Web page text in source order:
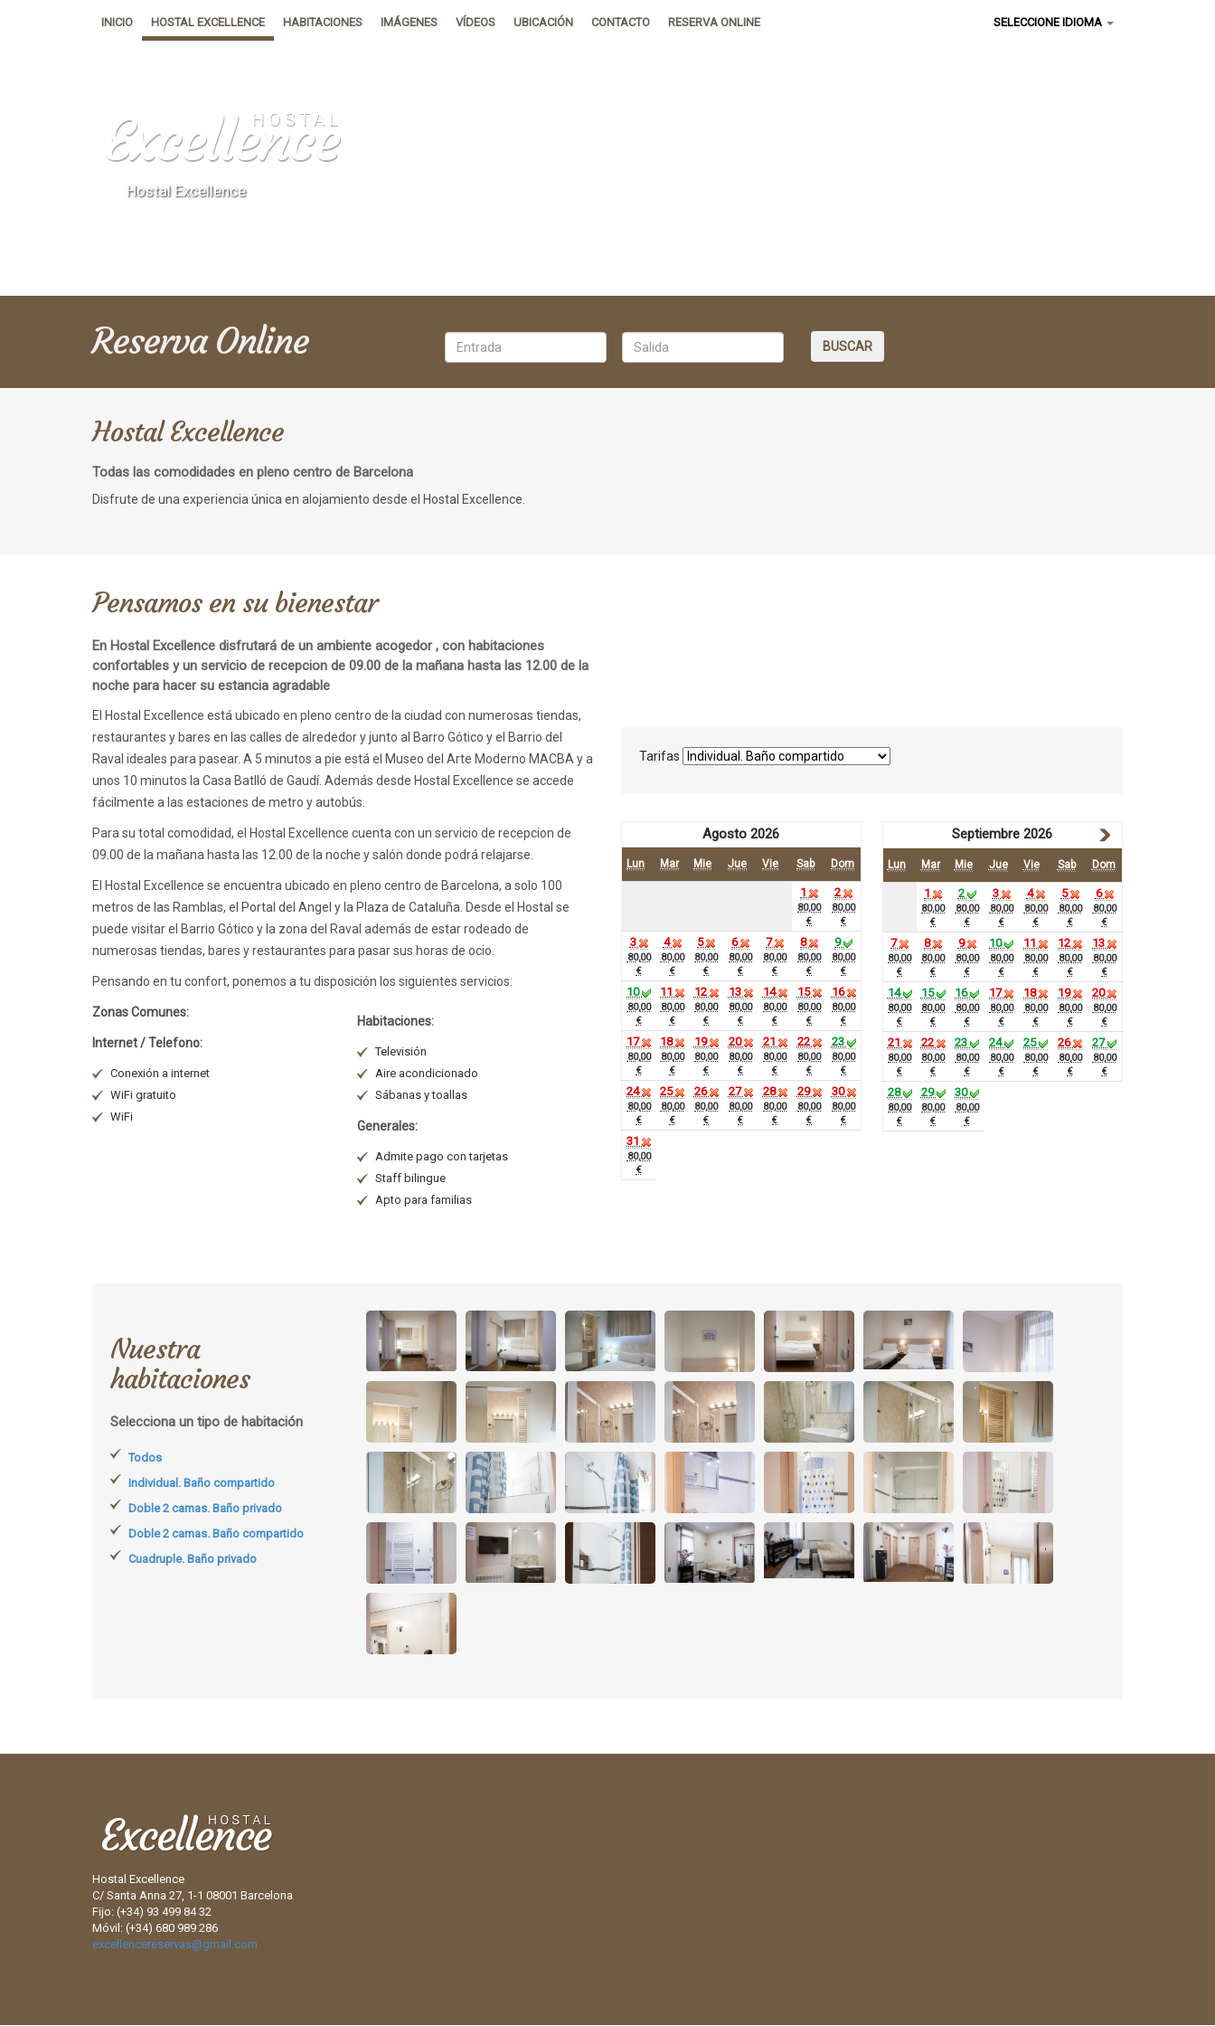
INICIO HOSTAL EXCELLENCE HABITACIONES IMÁGENES VÍDEOS UBICACIÓN CONTACTO RESERVA ONLINE SELECCIONE IDIOMA
Hostal Excellence
ReservaOnline BUSCAR
Hostal Excellence
Todas las comodidades en pleno centro de Barcelona
Disfrute de una experiencia única en alojamiento desde el Hostal Excellence.
Pensamos en su bienestar
En Hostal Excellence disfrutará de un ambiente acogedor , con habitaciones
confortables y un servicio de recepcion de 09.00 de la mañana hasta las 12.00 de la
noche para hacer su estancia agradable
El Hostal Excellence está ubicado en pleno centro de la ciudad con numerosas tiendas,
restaurantes y bares en las calles de alrededor y junto al Barro Gótico y el Barrio del
Raval ideales para pasear. A 5 minutos a pie está el Museo del Arte Moderno MACBA y a
unos 10 minutos la Casa Batlló de Gaudí. Además desde Hostal Excellence se accede
fácilmente a las estaciones de metro y autobús.
Para su total comodidad, el Hostal Excellence cuenta con un servicio de recepcion de
09.00 de la mañana hasta las 12.00 de la noche y salón donde podrá relajarse.
El Hostal Excellence se encuentra ubicado en pleno centro de Barcelona, a solo 100
metros de las Ramblas, el Portal del Angel y la Plaza de Cataluña. Desde el Hostal se
puede visitar el Barrio Gótico y la zona del Raval además de estar rodeado de
numerosas tiendas, bares y restaurantes para pasar sus horas de ocio.
Pensando en tu confort, ponemos a tu disposición los siguientes servicios:
Zonas Comunes:
Internet / Telefono:
Conexión a internet
WiFi gratuito
WiFi
Habitaciones:
Televisión
Aire acondicionado
Sábanas y toallas
Generales:
Admite pago con tarjetas
Staff bilingue
Apto para familias
Tarifas
Agosto 2026
Lun Mar Mie Jue Vie Sab Dom
1
80,00
€
2
80,00
€
3
80,00
€
4
80,00
€
5
80,00
€
6
80,00
€
7
80,00
€
8
80,00
€
9
80,00
€
10
80,00
€
11
80,00
€
12
80,00
€
13
80,00
€
14
80,00
€
15
80,00
€
16
80,00
€
17
80,00
€
18
80,00
€
19
80,00
€
20
80,00
€
21
80,00
€
22
80,00
€
23
80,00
€
24
80,00
€
25
80,00
€
26
80,00
€
27
80,00
€
28
80,00
€
29
80,00
€
30
80,00
€
31
80,00
€
Septiembre 2026
Lun Mar Mie Jue Vie Sab Dom
1
80,00
€
2
80,00
€
3
80,00
€
4
80,00
€
5
80,00
€
6
80,00
€
7
80,00
€
8
80,00
€
9
80,00
€
10
80,00
€
11
80,00
€
12
80,00
€
13
80,00
€
14
80,00
€
15
80,00
€
16
80,00
€
17
80,00
€
18
80,00
€
19
80,00
€
20
80,00
€
21
80,00
€
22
80,00
€
23
80,00
€
24
80,00
€
25
80,00
€
26
80,00
€
27
80,00
€
28
80,00
€
29
80,00
€
30
80,00
€
Nuestra
habitaciones
Selecciona un tipo de habitación
Todos
Individual. Baño compartido
Doble 2 camas. Baño privado
Doble 2 camas. Baño compartido
Cuadruple. Baño privado
Hostal Excellence
C/ Santa Anna 27, 1-1 08001 Barcelona
Fijo: (+34) 93 499 84 32
Móvil: (+34) 680 989 286
excellencereservas@gmail.com